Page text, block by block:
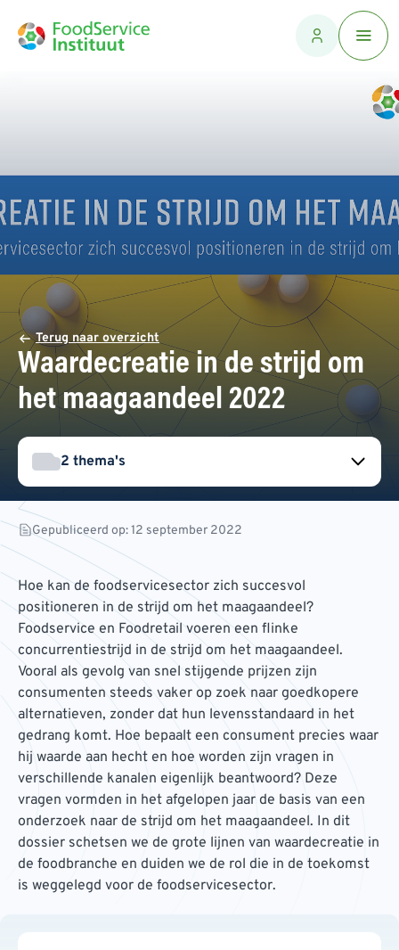
Terug naar overzicht
Waardecreatie in de strijd om
het maagaandeel 2022
2 thema's
Gepubliceerd op: 12 september 2022
Hoe kan de foodservicesector zich succesvol
positioneren in de strijd om het maagaandeel?
Foodservice en Foodretail voeren een flinke
concurrentiestrijd in de strijd om het maagaandeel.
Vooral als gevolg van snel stijgende prijzen zijn
consumenten steeds vaker op zoek naar goedkopere
alternatieven, zonder dat hun levensstandaard in het
gedrang komt. Hoe bepaalt een consument precies waar
hij waarde aan hecht en hoe worden zijn vragen in
verschillende kanalen eigenlijk beantwoord? Deze
vragen vormden in het afgelopen jaar de basis van een
onderzoek naar de strijd om het maagaandeel. In dit
dossier schetsen we de grote lijnen van waardecreatie in
de foodbranche en duiden we de rol die in de toekomst
is weggelegd voor de foodservicesector.